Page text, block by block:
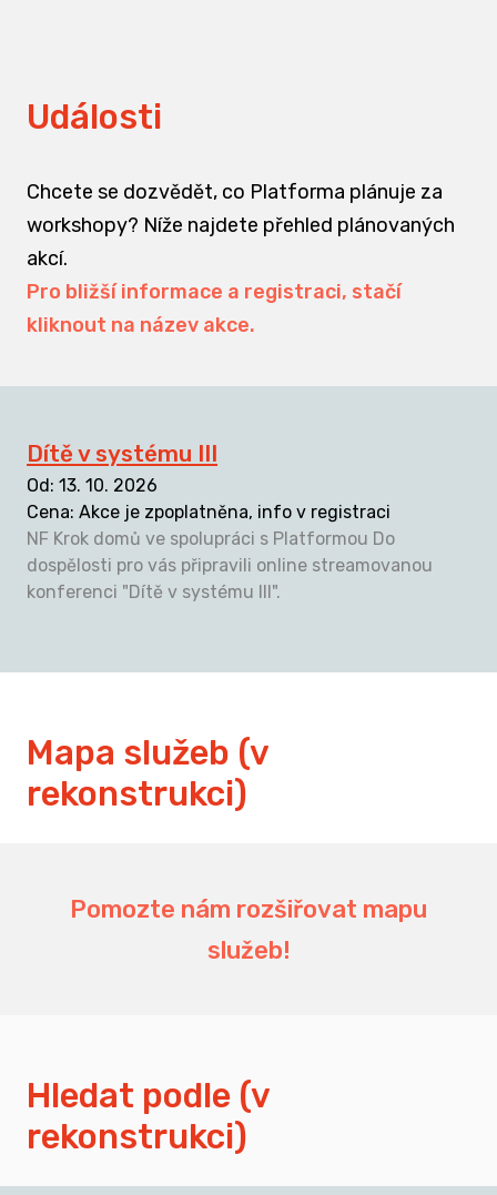
Události
Chcete se dozvědět, co Platforma plánuje za
workshopy? Níže najdete přehled plánovaných
akcí.
Pro bližší informace a registraci, stačí
kliknout na název akce.
Dítě v systému III
Od: 13. 10. 2026
Cena: Akce je zpoplatněna, info v registraci
NF Krok domů ve spolupráci s Platformou Do
dospělosti pro vás připravili online streamovanou
konferenci "Dítě v systému III".
Mapa služeb (v
rekonstrukci)
Pomozte nám rozšiřovat mapu
služeb!
Hledat podle (v
rekonstrukci)